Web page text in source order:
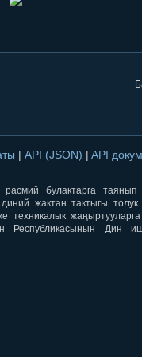
ulashish
| API (JSON) | API
булактарга
жактан тактыгы толук
техникалык
Республикасынын Дин